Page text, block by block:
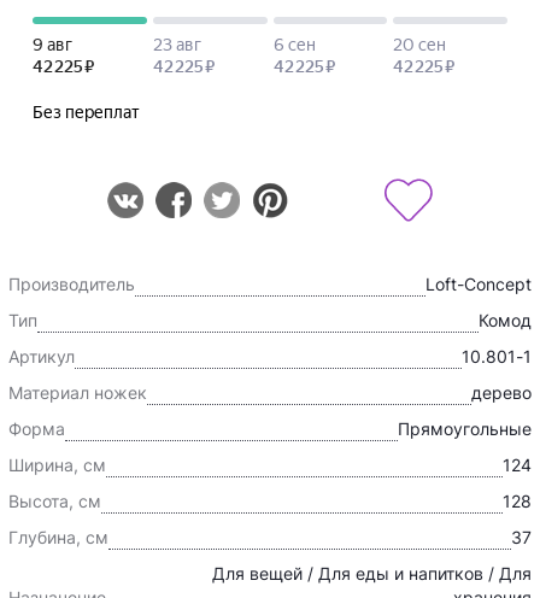
Производитель
Loft-Concept
Тип
Комод
Артикул
10.801-1
Материал ножек
дерево
Форма
Прямоугольные
Ширина, см
124
Высота, см
128
Глубина, см
37
Для вещей / Для еды и напитков / Для